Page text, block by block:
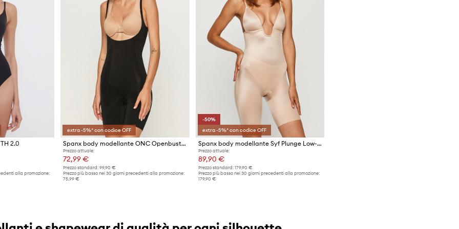
2.0
alla promozione:
extra -5%* con codice OFF
Spanx body modellante ONC Openbust Mid-Thigh
Prezzo attuale:
72,99 €
Prezzo standard: 99,90 €
Prezzo più basso nei 30 giorni precedenti alla promozione:
75,99 €
-50%
extra -5%* con codice OFF
Spanx body modellante Syf Plunge Low-Back Mid-Thigh
Prezzo attuale:
89,90 €
Prezzo standard: 179,90 €
Prezzo più basso nei 30 giorni precedenti alla promozione:
179,90 €